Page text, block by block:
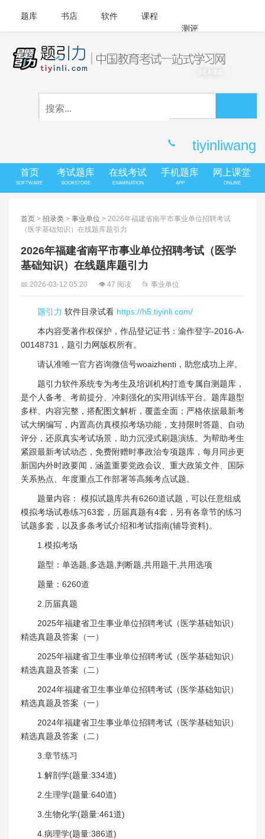
题库 书店 软件
课程
测评
APP下载
tiyinliwang
首页
SOFTWARE
考试题库
BOOKSTORE
在线考试
EXAMINATION
手机题库
APP
网上课堂
ONLINE
首页 > 招录类 > 事业单位 > 2026年福建省南平市事业单位招聘考试
（医学基础知识）在线题库题引力
2026年福建省南平市事业单位招聘考试（医学
基础知识）在线题库题引力
📅 2026-03-12 05:20 👁 47 阅读 📂 事业单位
题引力 软件目录试看 https://h5.tiyinli.com/
本内容受著作权保护，作品登记证书：渝作登字-2016-A-
00148731，题引力网版权所有。
请认准唯一官方咨询微信号woaizhenti，助您成功上岸。
题引力软件系统专为考生及培训机构打造专属自测题库，
是个人备考、考前提分、冲刺强化的实用训练平台。题库题型
多样、内容完整，搭配图文解析，覆盖全面；严格依据最新考
试大纲编写，内置高仿真模拟考场功能，支持限时答题、自动
评分，还原真实考试场景，助力沉浸式刷题演练。为帮助考生
紧跟最新考试动态，免费附赠时事政治专项题库，每月同步更
新国内外时政要闻，涵盖重要党政会议、重大政策文件、国际
关系热点、年度重点工作部署等高频考点试题。
题量内容： 模拟试题库共有6260道试题，可以任意组成
模拟考场试卷练习63套，历届真题有4套，另有各章节的练习
试题多套，以及多条考试介绍和考试指南(辅导资料)。
1.模拟考场
题型：单选题,多选题,判断题,共用题干,共用选项
题量：6260道
2.历届真题
2025年福建省卫生事业单位招聘考试（医学基础知识）
精选真题及答案（一）
2025年福建省卫生事业单位招聘考试（医学基础知识）
精选真题及答案（二）
2024年福建省卫生事业单位招聘考试（医学基础知识）
精选真题及答案（一）
2024年福建省卫生事业单位招聘考试（医学基础知识）
精选真题及答案（二）
3.章节练习
1.解剖学(题量:334道)
2.生理学(题量:640道)
3.生物化学(题量:461道)
4.病理学(题量:386道)